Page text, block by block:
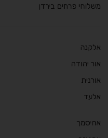
משלוחי פרחים בירדן
אלקנה
אור יהודה
אורנית
אלעד
אחיסמך